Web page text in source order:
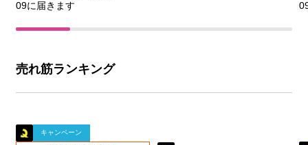
09に届きます
売れ筋ランキング
キャンペーン